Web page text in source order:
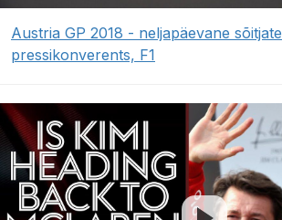
Austria GP 2018 - neljapäevane sõitjate
pressikonverents, F1